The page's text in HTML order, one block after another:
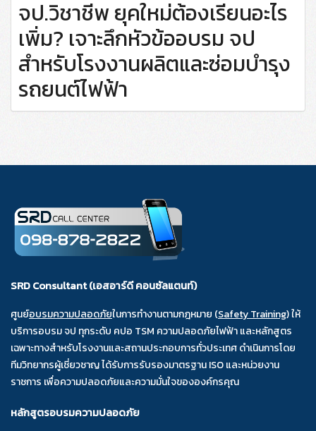
จป.วิชาชีพ ยุคใหม่ต้องเรียนอะไร
เพิ่ม? เจาะลึกหัวข้ออบรม จป
สำหรับโรงงานผลิตและซ่อมบำรุง
รถยนต์ไฟฟ้า
SRD Consultant (เอสอาร์ดี คอนซัลแตนท์)
ศูนย์อบรมความปลอดภัยในการทำงานตามกฎหมาย (Safety Training) ให้
บริการอบรม จป ทุกระดับ คปอ TSM ความปลอดภัยไฟฟ้า และหลักสูตร
เฉพาะทางสำหรับโรงงานและสถานประกอบการทั่วประเทศ ดำเนินการโดย
ทีมวิทยากรผู้เชี่ยวชาญ ได้รับการรับรองมาตรฐาน ISO และหน่วยงาน
ราชการ เพื่อความปลอดภัยและความมั่นใจขององค์กรคุณ
หลักสูตรอบรมความปลอดภัย